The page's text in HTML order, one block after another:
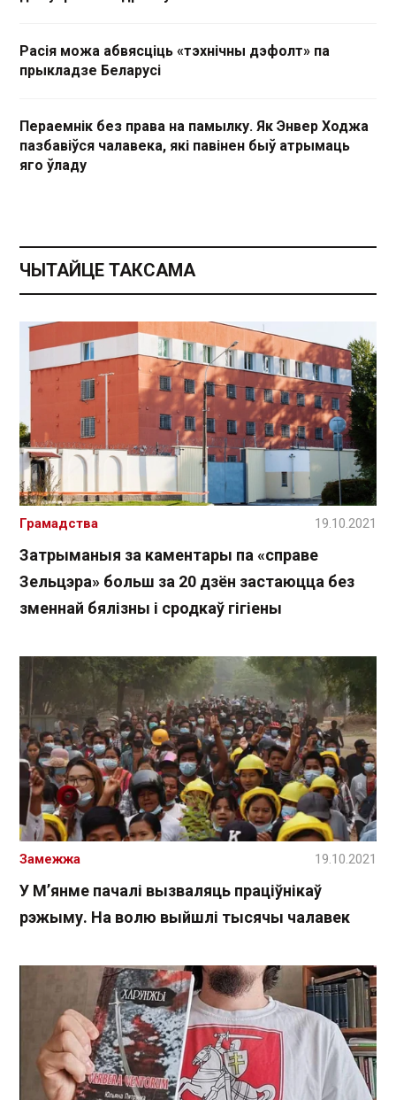
Расія можа абвясціць «тэхнічны дэфолт» па
прыкладзе Беларусі
Пераемнік без права на памылку. Як Энвер Ходжа
пазбавіўся чалавека, які павінен быў атрымаць
яго ўладу
ЧЫТАЙЦЕ ТАКСАМА
Затрыманыя за каментары па «справе
Зельцэра» больш за 20 дзён застаюцца без
зменнай бялізны і сродкаў гігіены
Грамадства 19.10.2021
У М’янме пачалі вызваляць праціўнікаў
рэжыму. На волю выйшлі тысячы чалавек
Замежжа 19.10.2021